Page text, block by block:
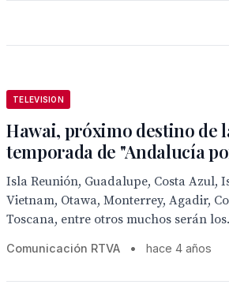
TELEVISION
Hawai, próximo destino de
temporada de "Andalucía
Isla Reunión, Guadalupe, Costa Azul,
Vietnam, Otawa, Monterrey, Agadir,
Toscana, entre otros muchos serán
Comunicación RTVA • hace 4 años